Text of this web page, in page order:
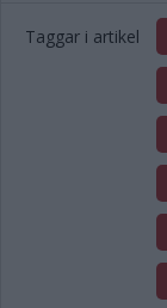
Taggar i artikel